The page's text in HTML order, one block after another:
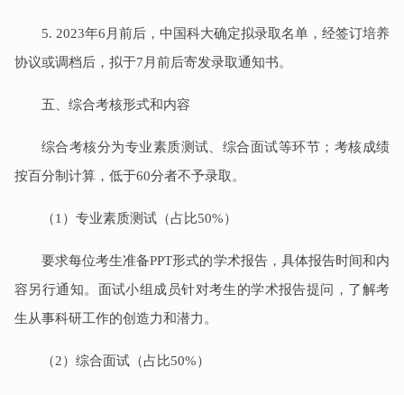
5. 2023年6月前后，中国科大确定拟录取名单，经签订培养
协议或调档后，拟于7月前后寄发录取通知书。
五、综合考核形式和内容
综合考核分为专业素质测试、综合面试等环节；考核成绩
按百分制计算，低于60分者不予录取。
（1）专业素质测试（占比50%）
要求每位考生准备PPT形式的学术报告，具体报告时间和内
容另行通知。面试小组成员针对考生的学术报告提问，了解考
生从事科研工作的创造力和潜力。
（2）综合面试（占比50%）